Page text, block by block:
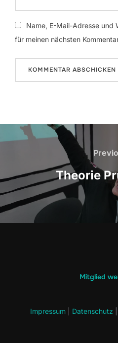
Name, E-Mail-Adresse und
für meinen nächsten
Theorie
Mitglied
Impressum| Datenschutz